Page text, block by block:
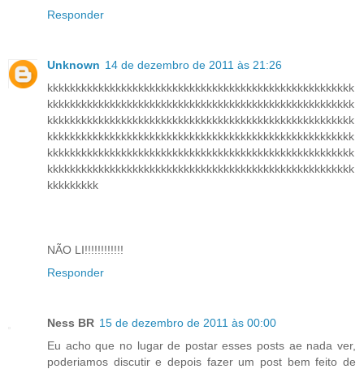
Responder
Unknown 14 de dezembro de 2011 às 21:26
kkkkkkkkkkkkkkkkkkkkkkkkkkkkkkkkkkkkkkkkkkkkkkkkkkkkkk
kkkkkkkkkkkkkkkkkkkkkkkkkkkkkkkkkkkkkkkkkkkkkkkkkkkkkk
kkkkkkkkkkkkkkkkkkkkkkkkkkkkkkkkkkkkkkkkkkkkkkkkkkkkkk
kkkkkkkkkkkkkkkkkkkkkkkkkkkkkkkkkkkkkkkkkkkkkkkkkkkkkk
kkkkkkkkkkkkkkkkkkkkkkkkkkkkkkkkkkkkkkkkkkkkkkkkkkkkkk
kkkkkkkkkkkkkkkkkkkkkkkkkkkkkkkkkkkkkkkkkkkkkkkkkkkkkk
kkkkkkkkk
NÃO LI!!!!!!!!!!!!
Responder
Ness BR 15 de dezembro de 2011 às 00:00
Eu acho que no lugar de postar esses posts ae nada ver,
poderiamos discutir e depois fazer um post bem feito de